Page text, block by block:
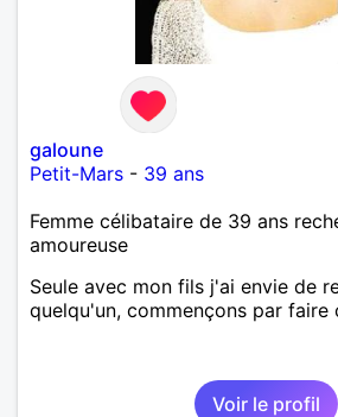
galoune
Petit-Mars - 39 ans
Femme célibataire de 39 ans
amoureuse
Seule avec mon fils j'ai envie de
quelqu'un, commençons par faire
Voir le profil